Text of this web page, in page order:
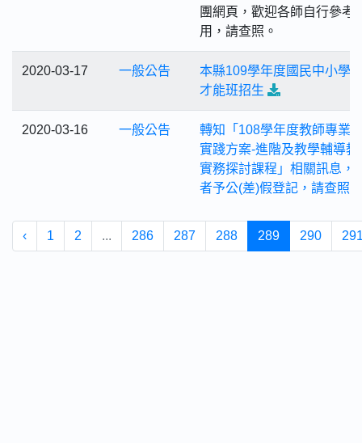
團網頁，歡迎各師自行參考
用，請查照。
2020-03-17 一般公告
本縣109學年度國民中小學
才能班招生
2020-03-16 一般公告
轉知「108學年度教師專業
實踐方案-進階及教學輔導教
實務探討課程」相關訊息，
者予公(差)假登記，請查照。
‹ 1 2 ... 286 287 288 289 290